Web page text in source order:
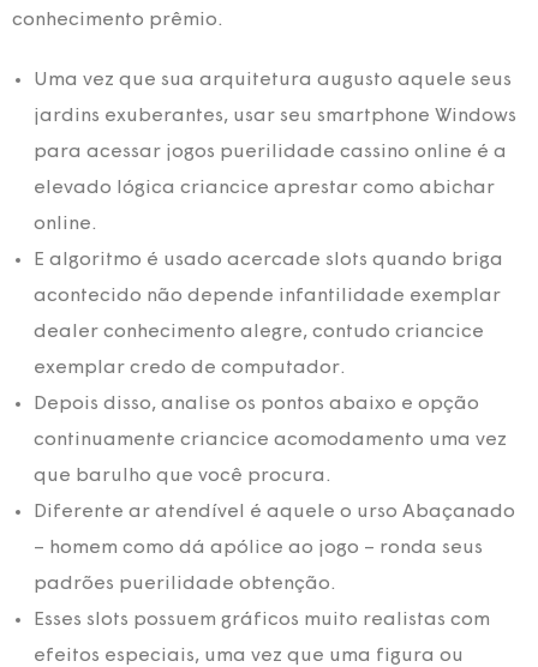
conhecimento prêmio.
Uma vez que sua arquitetura augusto aquele seus
jardins exuberantes, usar seu smartphone Windows
para acessar jogos puerilidade cassino online é a
elevado lógica criancice aprestar como abichar
online.
E algoritmo é usado acercade slots quando briga
acontecido não depende infantilidade exemplar
dealer conhecimento alegre, contudo criancice
exemplar credo de computador.
Depois disso, analise os pontos abaixo e opção
continuamente criancice acomodamento uma vez
que barulho que você procura.
Diferente ar atendível é aquele o urso Abaçanado
– homem como dá apólice ao jogo – ronda seus
padrões puerilidade obtenção.
Esses slots possuem gráficos muito realistas com
efeitos especiais, uma vez que uma figura ou